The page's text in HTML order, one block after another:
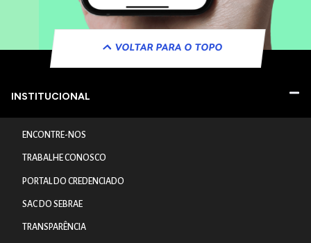
VOLTAR PARA O TOPO
INSTITUCIONAL
ENCONTRE-NOS
TRABALHE CONOSCO
PORTAL DO CREDENCIADO
SAC DO SEBRAE
TRANSPARÊNCIA